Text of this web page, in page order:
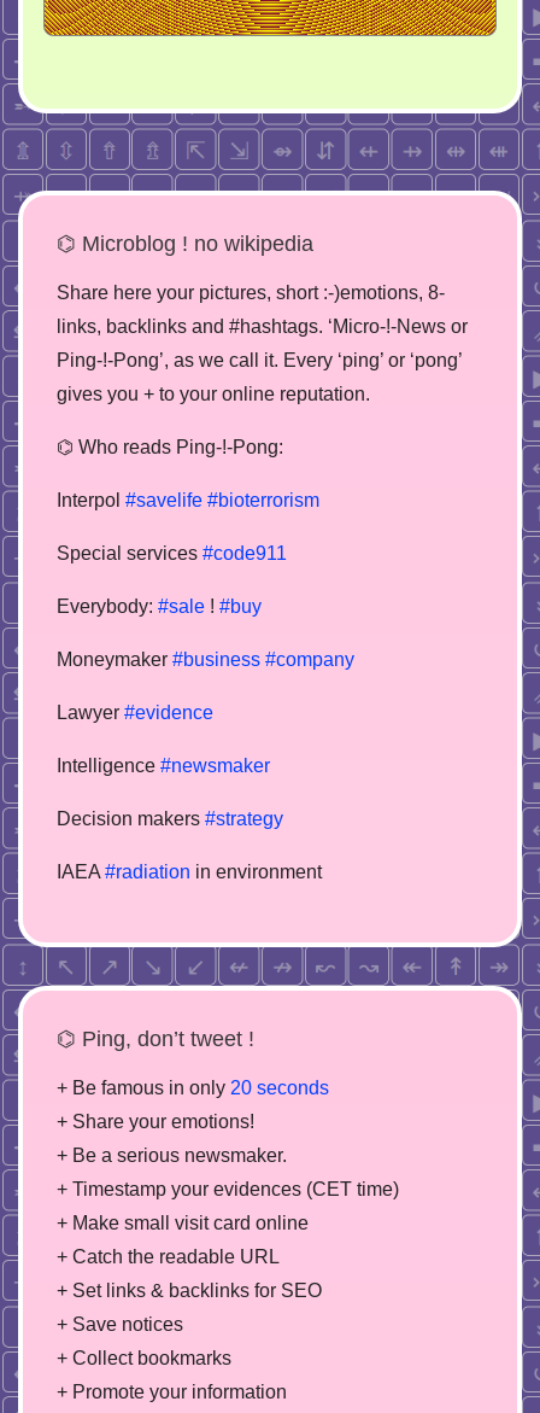
⌬ Microblog ! no wikipedia
Share here your pictures, short :-)emotions, 8-
links, backlinks and #hashtags. ‘Micro-!-News or
Ping-!-Pong’, as we call it. Every ‘ping’ or ‘pong’
gives you + to your online reputation.
⌬ Who reads Ping-!-Pong:
Interpol #savelife #bioterrorism
Special services #code911
Everybody: #sale ! #buy
Moneymaker #business #company
Lawyer #evidence
Intelligence #newsmaker
Decision makers #strategy
IAEA #radiation in environment
⌬ Ping, don’t tweet !
+ Be famous in only 20 seconds
+ Share your emotions!
+ Be a serious newsmaker.
+ Timestamp your evidences (CET time)
+ Make small visit card online
+ Catch the readable URL
+ Set links & backlinks for SEO
+ Save notices
+ Collect bookmarks
+ Promote your information